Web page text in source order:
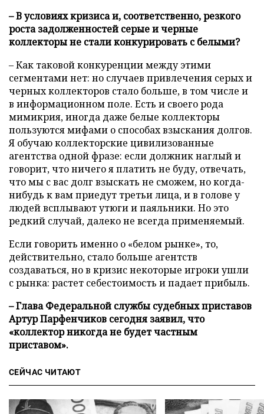
– В условиях кризиса и, соответственно, резкого
роста задолженностей серые и черные
коллекторы не стали конкурировать с белыми?
– Как таковой конкуренции между этими
сегментами нет: но случаев привлечения серых и
черных коллекторов стало больше, в том числе и
в информационном поле. Есть и своего рода
мимикрия, иногда даже белые коллекторы
пользуются мифами о способах взыскания долгов.
Я обучаю коллекторские цивилизованные
агентства одной фразе: если должник наглый и
говорит, что ничего я платить не буду, отвечать,
что мы с вас долг взыскать не сможем, но когда-
нибудь к вам приедут третьи лица, и в голове у
людей всплывают утюги и паяльники. Но это
редкий случай, далеко не всегда применяемый.
Если говорить именно о «белом рынке», то,
действительно, стало больше агентств
создаваться, но в кризис некоторые игроки ушли
с рынка: растет себестоимость и падает прибыль.
– Глава Федеральной службы судебных приставов
Артур Парфенчиков сегодня заявил, что
«коллектор никогда не будет частным
приставом».
СЕЙЧАС ЧИТАЮТ